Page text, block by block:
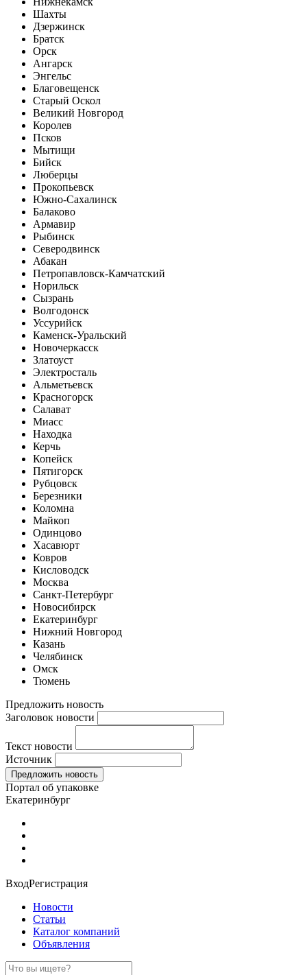
Шахты
Дзержинск
Братск
Орск
Ангарск
Энгельс
Благовещенск
Старый Оскол
Великий Новгород
Королев
Псков
Мытищи
Бийск
Люберцы
Прокопьевск
Южно-Сахалинск
Балаково
Армавир
Рыбинск
Северодвинск
Абакан
Петропавловск-Камчатский
Норильск
Сызрань
Волгодонск
Уссурийск
Каменск-Уральский
Новочеркасск
Златоуст
Электросталь
Альметьевск
Красногорск
Салават
Миасс
Находка
Керчь
Копейск
Пятигорск
Рубцовск
Березники
Коломна
Майкоп
Одинцово
Хасавюрт
Ковров
Кисловодск
Москва
Санкт-Петербург
Новосибирск
Екатеринбург
Нижний Новгород
Казань
Челябинск
Омск
Тюмень
Предложить новость
Заголовок новости
Текст новости
Источник
Портал об упаковке
Екатеринбург
ВходРегистрация
Новости
Статьи
Каталог компаний
Объявления